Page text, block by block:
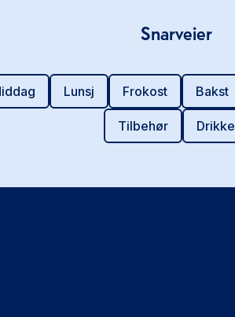
Snarveier
Lunsj Frokost Bakst
Tilbehør Drikke